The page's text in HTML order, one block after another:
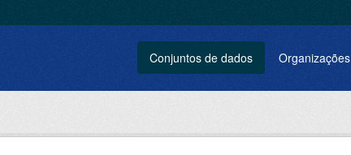
Conjuntos de dados Organizações